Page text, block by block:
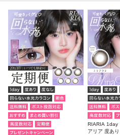
RIARIA 1day
アリア 度あ